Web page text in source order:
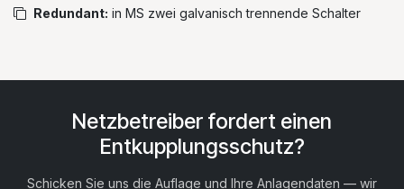
Redundant: in MS zwei galvanisch trennende Schalter
Netzbetreiber fordert einen
Entkupplungsschutz?
Schicken Sie uns die Auflage und Ihre Anlagendaten — wir